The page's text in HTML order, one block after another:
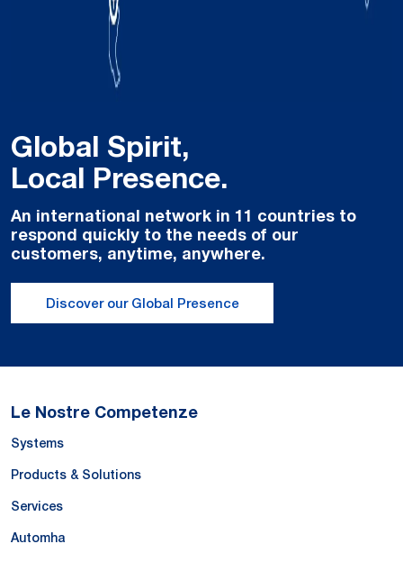
Global Spirit,
Local Presence.
An international network in 11 countries to
respond quickly to the needs of our
customers, anytime, anywhere.
Discover our Global Presence
Le Nostre Competenze
Systems
Products & Solutions
Services
Automha